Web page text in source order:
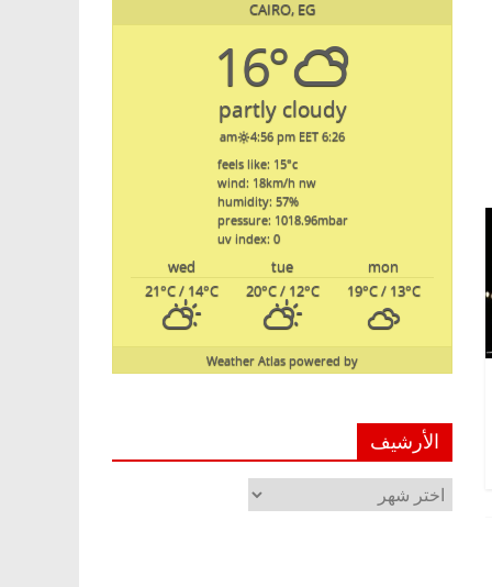
CAIRO, EG
16°
partly cloudy
6:26 am
4:56 pm EET
feels like: 15°c
wind: 18km/h nw
humidity: 57%
pressure: 1018.96mbar
uv index: 0
mon
tue
wed
19°C/ 13°C
20°C/ 12°C
21°C/ 14°C
powered by
Weather Atlas
الأرشيف
الأرشيف